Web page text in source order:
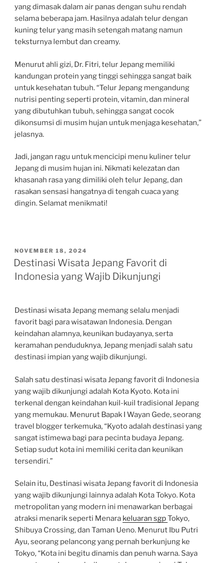
yang dimasak dalam air panas dengan suhu rendah
selama beberapa jam. Hasilnya adalah telur dengan
kuning telur yang masih setengah matang namun
teksturnya lembut dan creamy.
Menurut ahli gizi, Dr. Fitri, telur Jepang memiliki
kandungan protein yang tinggi sehingga sangat baik
untuk kesehatan tubuh. “Telur Jepang mengandung
nutrisi penting seperti protein, vitamin, dan mineral
yang dibutuhkan tubuh, sehingga sangat cocok
dikonsumsi di musim hujan untuk menjaga kesehatan,”
jelasnya.
Jadi, jangan ragu untuk mencicipi menu kuliner telur
Jepang di musim hujan ini. Nikmati kelezatan dan
khasanah rasa yang dimiliki oleh telur Jepang, dan
rasakan sensasi hangatnya di tengah cuaca yang
dingin. Selamat menikmati!
POSTED
ON
NOVEMBER 18, 2024
Destinasi Wisata Jepang Favorit di
Indonesia yang Wajib Dikunjungi
Destinasi wisata Jepang memang selalu menjadi
favorit bagi para wisatawan Indonesia. Dengan
keindahan alamnya, keunikan budayanya, serta
keramahan penduduknya, Jepang menjadi salah satu
destinasi impian yang wajib dikunjungi.
Salah satu destinasi wisata Jepang favorit di Indonesia
yang wajib dikunjungi adalah Kota Kyoto. Kota ini
terkenal dengan keindahan kuil-kuil tradisional Jepang
yang memukau. Menurut Bapak I Wayan Gede, seorang
travel blogger terkemuka, “Kyoto adalah destinasi yang
sangat istimewa bagi para pecinta budaya Jepang.
Setiap sudut kota ini memiliki cerita dan keunikan
tersendiri.”
Selain itu, Destinasi wisata Jepang favorit di Indonesia
yang wajib dikunjungi lainnya adalah Kota Tokyo. Kota
metropolitan yang modern ini menawarkan berbagai
atraksi menarik seperti Menara keluaran sgpTokyo,
Shibuya Crossing, dan Taman Ueno. Menurut Ibu Putri
Ayu, seorang pelancong yang pernah berkunjung ke
Tokyo, “Kota ini begitu dinamis dan penuh warna. Saya